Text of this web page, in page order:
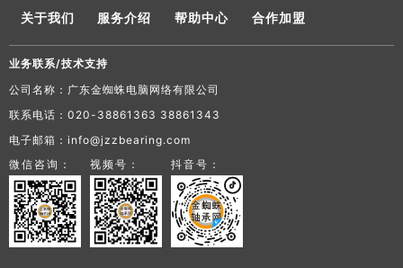
关于我们 服务介绍 帮助中心 合作加盟
业务联系/技术支持
公司名称：广东金蜘蛛电脑网络有限公司
联系电话：020-38861363 38861343
电子邮箱：info@jzzbearing.com
微信咨询：
视频号： 抖音号：